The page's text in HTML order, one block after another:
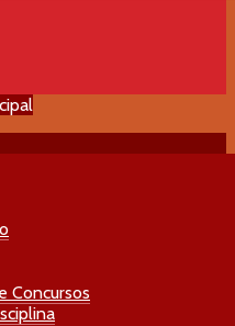
Concursos